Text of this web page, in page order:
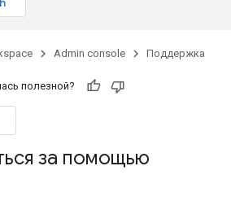
Admin console Поддержка
полезной?
за помощью